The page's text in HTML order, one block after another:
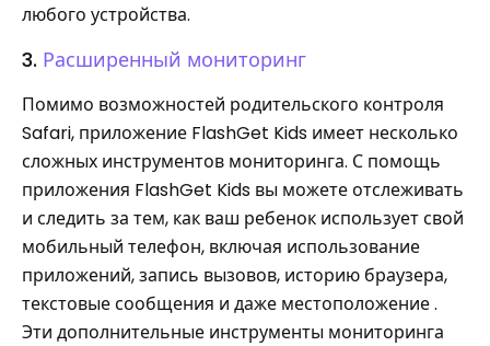
любого устройства.
3. Расширенный мониторинг
Помимо возможностей родительского контроля
Safari, приложение FlashGet Kids имеет несколько
сложных инструментов мониторинга. С помощь
приложения FlashGet Kids вы можете отслеживать
и следить за тем, как ваш ребенок использует свой
мобильный телефон, включая использование
приложений, запись вызовов, историю браузера,
текстовые сообщения и даже местоположение .
Эти дополнительные инструменты мониторинга